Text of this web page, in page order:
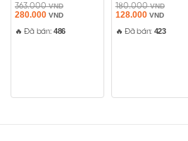
xếp
hạng
5
363.000VND
Giá
là:
280.000 VNDGiá
tại
🔥 Đã bán: 486
xếp
hạng
5
180.000VND
Giá
là:
128.000 VNDGiá
tại
🔥 Đã bán: 423